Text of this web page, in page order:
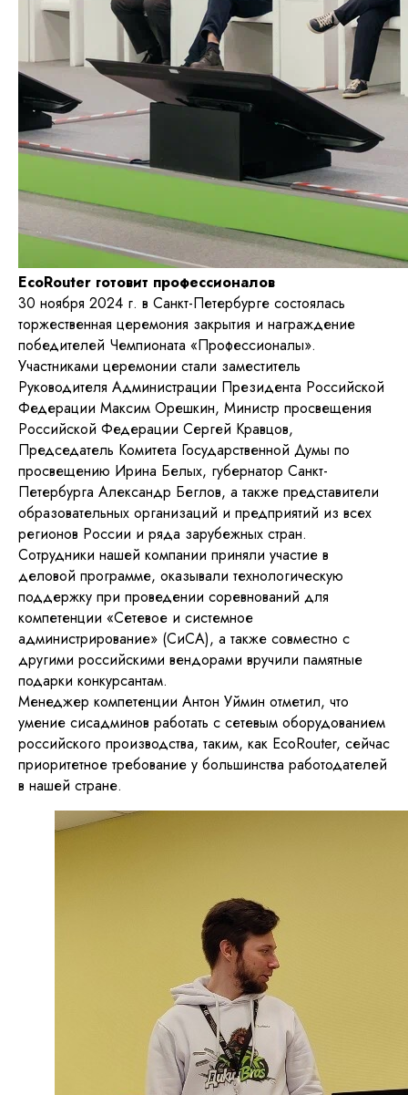
EcoRouter готовит профессионалов
30 ноября 2024 г. в Санкт-Петербурге состоялась
торжественная церемония закрытия и награждение
победителей Чемпионата «Профессионалы».
Участниками церемонии стали заместитель
Руководителя Администрации Президента Российской
Федерации Максим Орешкин, Министр просвещения
Российской Федерации Сергей Кравцов,
Председатель Комитета Государственной Думы по
просвещению Ирина Белых, губернатор Санкт-
Петербурга Александр Беглов, а также представители
образовательных организаций и предприятий из всех
регионов России и ряда зарубежных стран.
Сотрудники нашей компании приняли участие в
деловой программе, оказывали технологическую
поддержку при проведении соревнований для
компетенции «Сетевое и системное
администрирование» (СиСА), а также совместно с
другими российскими вендорами вручили памятные
подарки конкурсантам.
Менеджер компетенции Антон Уймин отметил, что
умение сисадминов работать с сетевым оборудованием
российского производства, таким, как EcoRouter, сейчас
приоритетное требование у большинства работодателей
в нашей стране.